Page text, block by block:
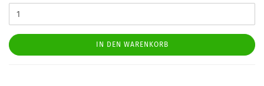
IN DEN WARENKORB